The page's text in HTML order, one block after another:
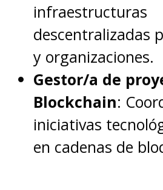
infraestructuras
descentralizadas
y organizaciones.
Gestor/a de
Blockchain:
iniciativas
en cadenas de